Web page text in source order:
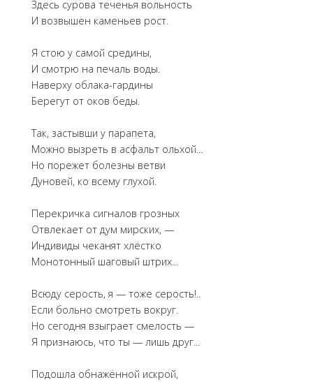
Здесь сурова теченья вольность
И возвышен каменьев рост.
Я стою у самой средины,
И смотрю на печаль воды.
Наверху облака-гардины
Берегут от оков беды.
Так, застывши у парапета,
Можно вызреть в асфальт ольхой...
Но порежет болезны ветви
Дуновей, ко всему глухой.
Перекричка сигналов грозных
Отвлекает от дум мирских, —
Индивиды чеканят хлёстко
Монотонный шаговый штрих...
Всюду серость, я — тоже серость!..
Если больно смотреть вокруг.
Но сегодня взыграет смелость —
Я признаюсь, что ты — лишь друг...
Подошла обнажённой искрой,